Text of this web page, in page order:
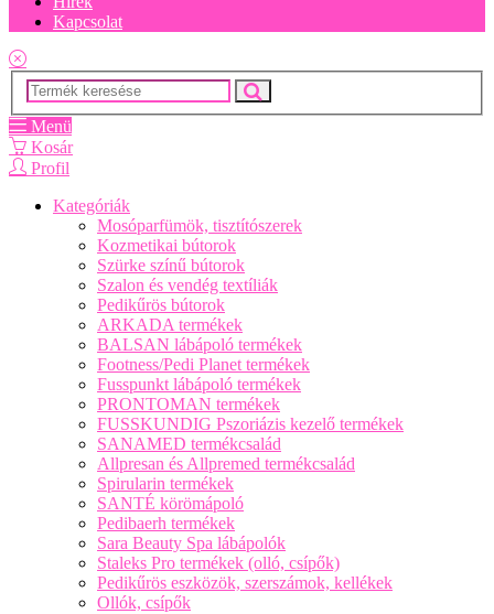
Kapcsolat
Menü
Kosár
Profil
Kategóriák
Mosóparfümök, tisztítószerek
Kozmetikai bútorok
Szürke színű bútorok
Szalon és vendég textíliák
Pedikűrös bútorok
ARKADA termékek
BALSAN lábápoló termékek
Footness/Pedi Planet termékek
Fusspunkt lábápoló termékek
PRONTOMAN termékek
FUSSKUNDIG Pszoriázis kezelő termékek
SANAMED termékcsalád
Allpresan és Allpremed termékcsalád
Spirularin termékek
SANTÉ körömápoló
Pedibaerh termékek
Sara Beauty Spa lábápolók
Staleks Pro termékek (olló, csípők)
Pedikűrös eszközök, szerszámok, kellékek
Ollók, csípők